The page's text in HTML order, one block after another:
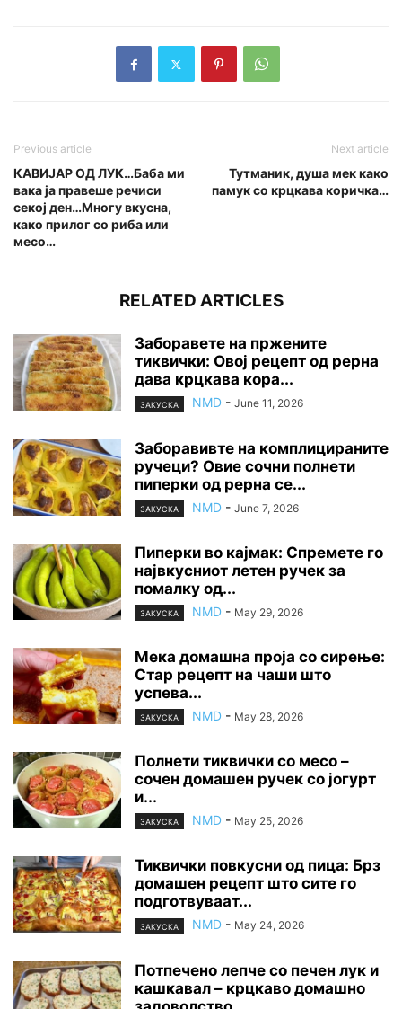
Previous article
КАВИЈАР ОД ЛУК…Баба ми
вака ја правеше речиси
секој ден…Многу вкусна,
како прилог со риба или
месо…
Next article
Тутманик, душа мек како
памук со крцкава коричка…
RELATED ARTICLES
Заборавете на пржените
тиквички: Овој рецепт од рерна
дава крцкава кора...
ЗАКУСКА NMD - June 11, 2026
Заборавивте на комплицираните
ручеци? Овие сочни полнети
пиперки од рерна се...
ЗАКУСКА NMD - June 7, 2026
Пиперки во кајмак: Спремете го
највкусниот летен ручек за
помалку од...
ЗАКУСКА NMD - May 29, 2026
Мека домашна проја со сирење:
Стар рецепт на чаши што
успева...
ЗАКУСКА NMD - May 28, 2026
Полнети тиквички со месо –
сочен домашен ручек со јогурт
и...
ЗАКУСКА NMD - May 25, 2026
Тиквички повкусни од пица: Брз
домашен рецепт што сите го
подготвуваат...
ЗАКУСКА NMD - May 24, 2026
Потпечено лепче со печен лук и
кашкавал – крцкаво домашно